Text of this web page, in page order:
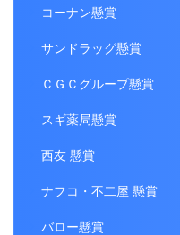
コーナン懸賞
サンドラッグ懸賞
ＣＧＣグループ懸賞
スギ薬局懸賞
西友 懸賞
ナフコ・不二屋 懸賞
バロー懸賞